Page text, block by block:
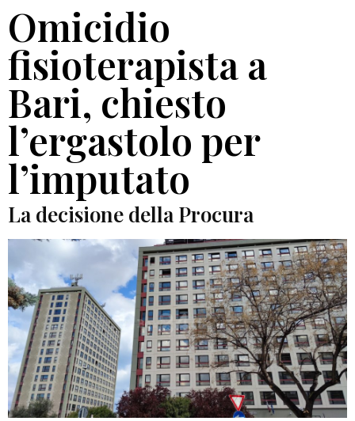
Omicidio
fisioterapista a
Bari, chiesto
l’ergastolo per
l’imputato
La decisione della Procura